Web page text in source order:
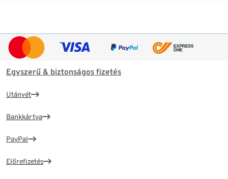
Egyszerű & biztonságos fizetés
Utánvét
Bankkártya
PayPal
Előrefizetés